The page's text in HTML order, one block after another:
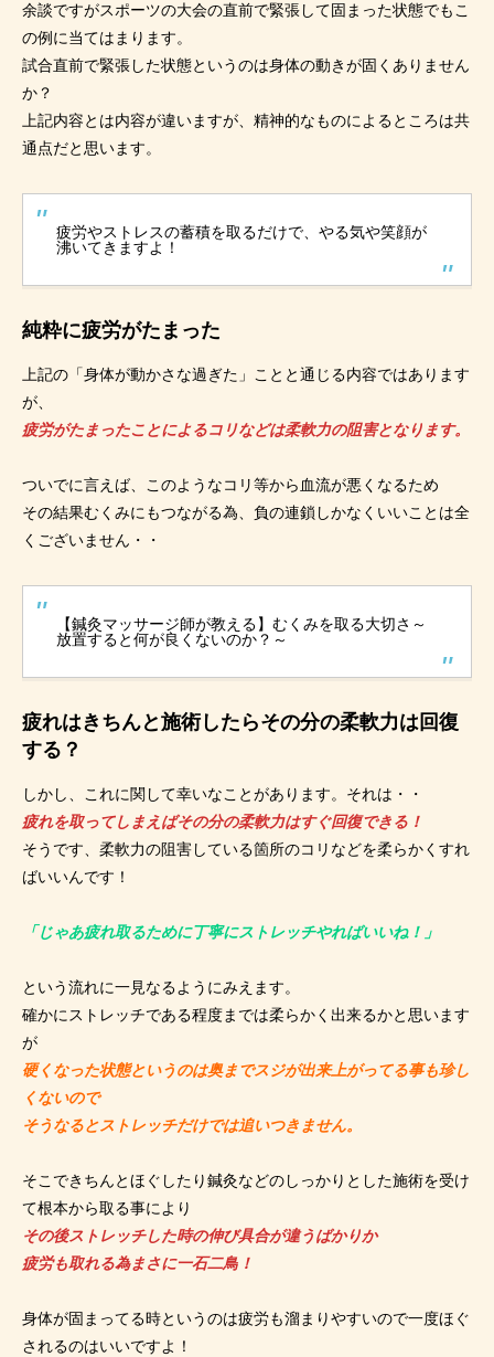
余談ですがスポーツの大会の直前で緊張して固まった状態でもこ
の例に当てはまります。
試合直前で緊張した状態というのは身体の動きが固くありません
か？
上記内容とは内容が違いますが、精神的なものによるところは共
通点だと思います。
疲労やストレスの蓄積を取るだけで、やる気や笑顔が
沸いてきますよ！
純粋に疲労がたまった
上記の「身体が動かさな過ぎた」ことと通じる内容ではあります
が、
疲労がたまったことによるコリなどは柔軟力の阻害となります。
ついでに言えば、このようなコリ等から血流が悪くなるため
その結果むくみにもつながる為、負の連鎖しかなくいいことは全
くございません・・
【鍼灸マッサージ師が教える】むくみを取る大切さ～
放置すると何が良くないのか？～
疲れはきちんと施術したらその分の柔軟力は回復
する？
しかし、これに関して幸いなことがあります。それは・・
疲れを取ってしまえばその分の柔軟力はすぐ回復できる！
そうです、柔軟力の阻害している箇所のコリなどを柔らかくすれ
ばいいんです！
「じゃあ疲れ取るために丁寧にストレッチやればいいね！」
という流れに一見なるようにみえます。
確かにストレッチである程度までは柔らかく出来るかと思います
が
硬くなった状態というのは奥までスジが出来上がってる事も珍し
くないので
そうなるとストレッチだけでは追いつきません。
そこできちんとほぐしたり鍼灸などのしっかりとした施術を受け
て根本から取る事により
その後ストレッチした時の伸び具合が違うばかりか
疲労も取れる為まさに一石二鳥！
身体が固まってる時というのは疲労も溜まりやすいので一度ほぐ
されるのはいいですよ！